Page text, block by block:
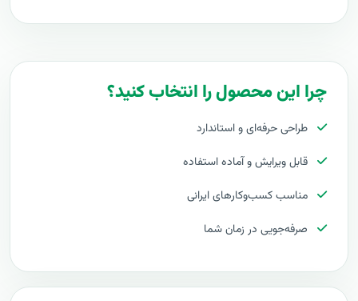
فایل طرح قرارداد طراحی وب‌سایت
چرا این محصول را انتخاب کنید؟
طراحی حرفه‌ای و استاندارد
قابل ویرایش و آماده استفاده
مناسب کسب‌وکارهای ایرانی
صرفه‌جویی در زمان شما